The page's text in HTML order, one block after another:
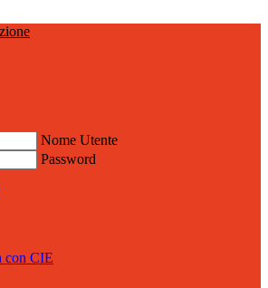
Nome Utente
Password
con CIE